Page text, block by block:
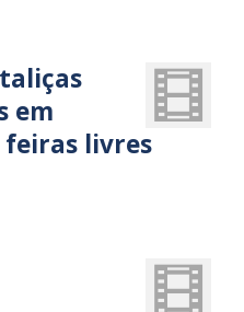
em
feiras livres